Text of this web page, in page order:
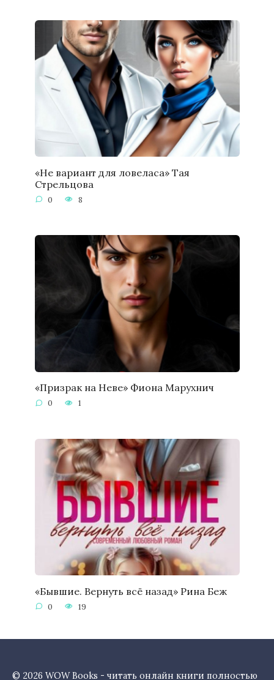
«Не вариант для ловеласа» Тая
Стрельцова
0 8
«Призрак на Неве» Фиона Марухнич
0 1
«Бывшие. Вернуть всё назад» Рина Беж
0 19
© 2026 WOW Books - читать онлайн книги полностью